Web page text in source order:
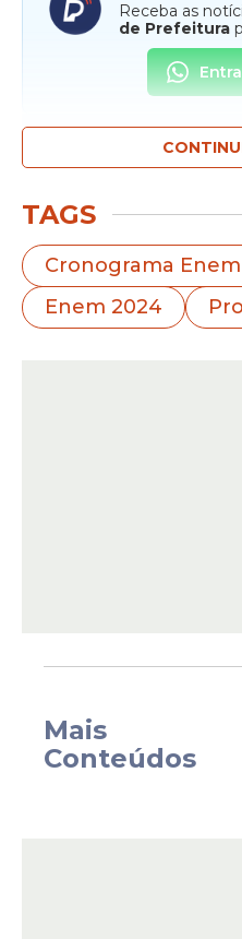
Receba as
de Prefeitura
serão
divulgado em 20 de
em 13 de janeiro de
De acordo com o
começam no
junho. A taxa de
TAGS
Cronograma Enem
Enem 2024
Mais
Conteúdos